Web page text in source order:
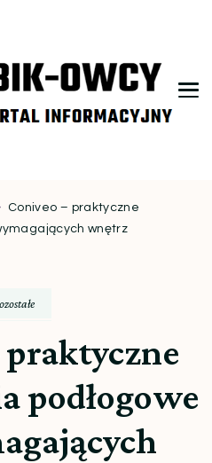
Coniveo – praktyczne
wnętrz
praktyczne
podłogowe